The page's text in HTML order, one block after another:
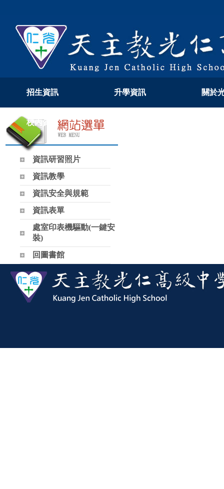
招生資訊 升學資訊 關於
校內資訊
資訊研習照片
資訊教學
資訊安全與規範
資訊表單
處室印表機驅動(一鍵安
裝)
回圖書館